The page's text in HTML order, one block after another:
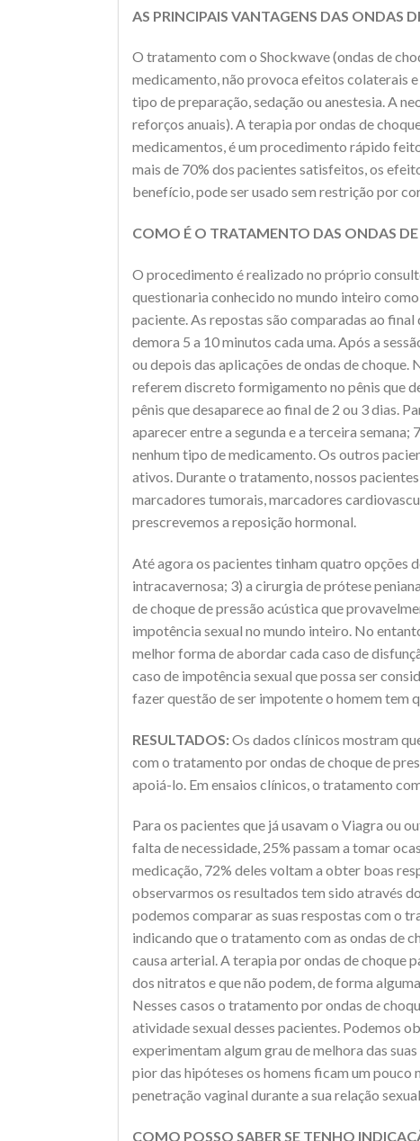
AS PRINCIPAIS VANTAGENS DAS ONDAS
O tratamento com o Shockwave (ondas de
medicamento, não provoca efeitos colaterais
tipo de preparação, sedação ou anestesia. A
reforços anuais). A terapia por ondas de
medicamentos, é um procedimento rápido
mais de 70% dos pacientes satisfeitos, os
benefício, pode ser usado sem restrição por
COMO É O TRATAMENTO DAS ONDAS
O procedimento é realizado no próprio
questionaria conhecido no mundo inteiro
paciente. As repostas são comparadas ao final
demora 5 a 10 minutos cada uma. Após a
ou depois das aplicações de ondas de
referem discreto formigamento no pênis que
pênis que desaparece ao final de 2 ou 3 dias.
aparecer entre a segunda e a terceira
nenhum tipo de medicamento. Os outros
ativos. Durante o tratamento, nossos
marcadores tumorais, marcadores
prescrevemos a reposição hormonal.
Até agora os pacientes tinham quatro opções
intracavernosa; 3) a cirurgia de prótese
de choque de pressão acústica que
impotência sexual no mundo inteiro. No
melhor forma de abordar cada caso de
caso de impotência sexual que possa ser
fazer questão de ser impotente o homem tem
RESULTADOS:Os dados clínicos mostram
com o tratamento por ondas de choque de
apoiá-lo. Em ensaios clínicos, o tratamento
Para os pacientes que já usavam o Viagra ou
falta de necessidade, 25% passam a tomar
medicação, 72% deles voltam a obter boas
observarmos os resultados tem sido através
podemos comparar as suas respostas com o
indicando que o tratamento com as ondas de
causa arterial. A terapia por ondas de choque
dos nitratos e que não podem, de forma
Nesses casos o tratamento por ondas de
atividade sexual desses pacientes. Podemos
experimentam algum grau de melhora das
pior das hipóteses os homens ficam um
penetração vaginal durante a sua relação
COMO POSSO SABER SE TENHO